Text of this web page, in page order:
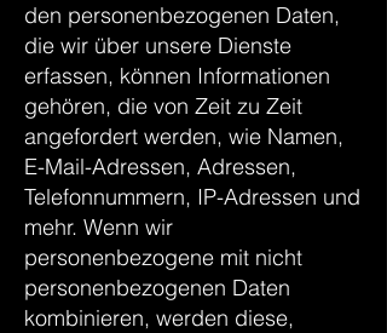
den personenbezogenen Daten,
die wir über unsere Dienste
erfassen, können Informationen
gehören, die von Zeit zu Zeit
angefordert werden, wie Namen,
E-Mail-Adressen, Adressen,
Telefonnummern, IP-Adressen und
mehr. Wenn wir
personenbezogene mit nicht
personenbezogenen Daten
kombinieren, werden diese,